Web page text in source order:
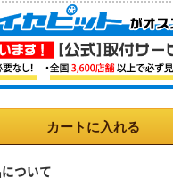
カートに入れる
ついて